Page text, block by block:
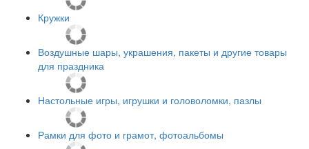
Кружки
Воздушные шары, украшения, пакеты и другие товары
для праздника
Настольные игры, игрушки и головоломки, пазлы
Рамки для фото и грамот, фотоальбомы